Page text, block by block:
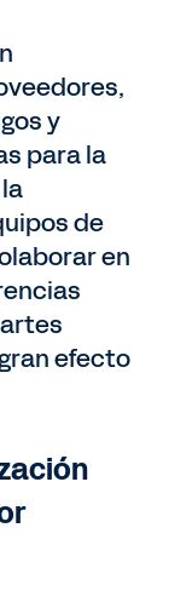
y
para la
de
en
efecto